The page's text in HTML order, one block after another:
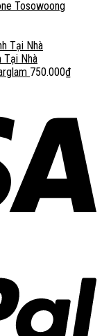
Tosowoong
Tại Nhà
Tại Nhà
750.000₫